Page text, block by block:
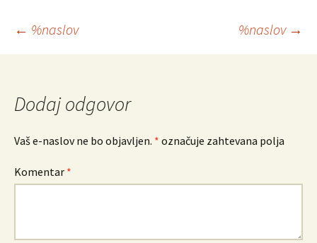
Krmarjenje
prispevkih
← %naslov %naslov →
Dodaj odgovor
Vaš e-naslov ne bo objavljen. * označuje zahtevana polja
Komentar *